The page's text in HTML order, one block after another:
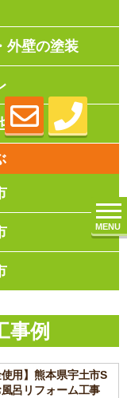
MENU
外壁の塗装
事例
使用】熊本県宇土市S
呂リフォーム工事